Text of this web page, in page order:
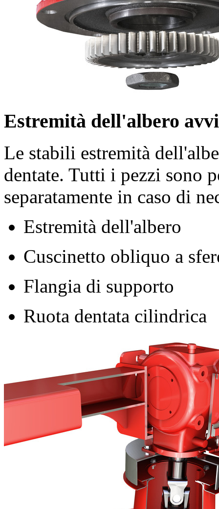
Estremità dell'albero
Le stabili estremità
dentate. Tutti i pezzi sono
separatamente in caso di
Estremità dell'albero
Cuscinetto obliquo a
Flangia di supporto
Ruota dentata cilindrica